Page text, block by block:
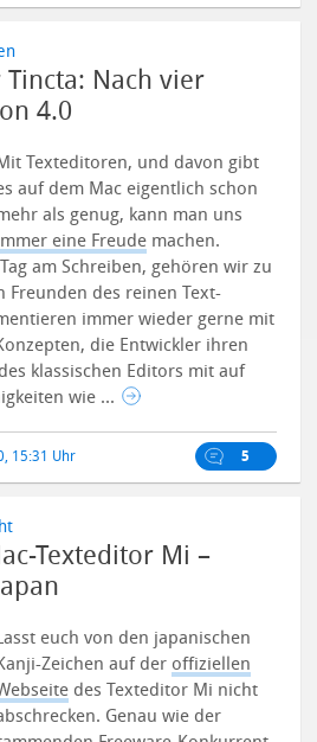
Tincta: Nach vier
4.0
Texteditoren, und davon gibt
auf dem Mac eigentlich schon
als genug, kann man uns
eine Freude machen.
am Schreiben, gehören wir zu
Freunden des reinen Text-
immer wieder gerne mit
die Entwickler ihren
klassischen Editors mit auf
wie ...
15:31 Uhr 5
Texteditor Mi –
euch von den japanischen
Zeichen auf der offiziellen
des Texteditor Mi nicht
Genau wie der